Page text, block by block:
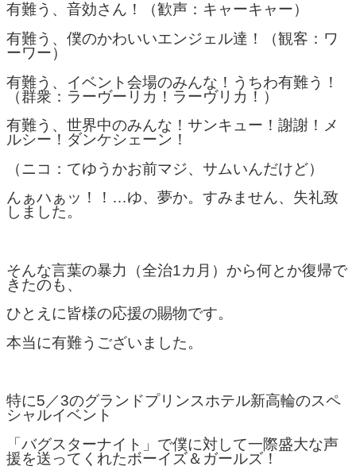
有難う、音効さん！（歓声：キャーキャー）
有難う、僕のかわいいエンジェル達！（観客：ワ
ーワー）
有難う、イベント会場のみんな！うちわ有難う！
（群衆：ラーヴーリカ！ラーヴリカ！）
有難う、世界中のみんな！サンキュー！謝謝！メ
ルシー！ダンケシェーン！
（ニコ：てゆうかお前マジ、サムいんだけど）
んぁハぁッ！！…ゆ、夢か。すみません、失礼致
しました。
そんな言葉の暴力（全治1カ月）から何とか復帰で
きたのも、
ひとえに皆様の応援の賜物です。
本当に有難うございました。
特に5／3のグランドプリンスホテル新高輪のスペ
シャルイベント
「バグスターナイト」で僕に対して一際盛大な声
援を送ってくれたボーイズ＆ガールズ！